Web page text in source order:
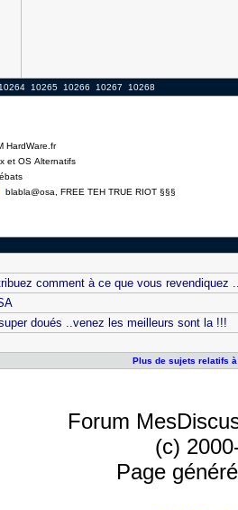
10264 10265 10266 10267 10268
HardWare.fr
et OS Alternatifs
blabla@osa, FREE TEH TRUE RIOT §§§
comment à ce que vous revendiquez
doués ..venez les meilleurs sont la !!!
Plus de sujets relatifs à
Forum
(c)
Page